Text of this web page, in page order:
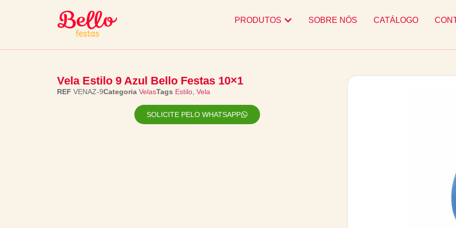
PRODUTOS SOBRE NÓS CATÁLOGO
Vela Estilo 9 Azul Bello Festas 10×1
REF VENAZ-9Categoria VelasTags Estilo Vela
SOLICITE PELO WHATSAPP